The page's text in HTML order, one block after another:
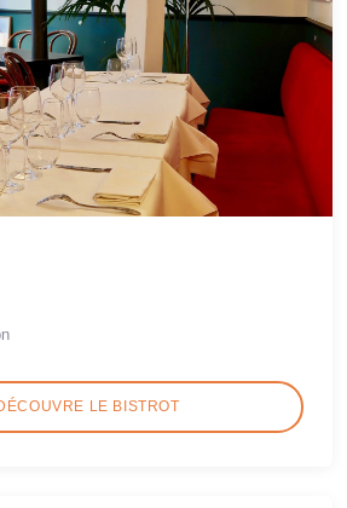
LE BISTROT